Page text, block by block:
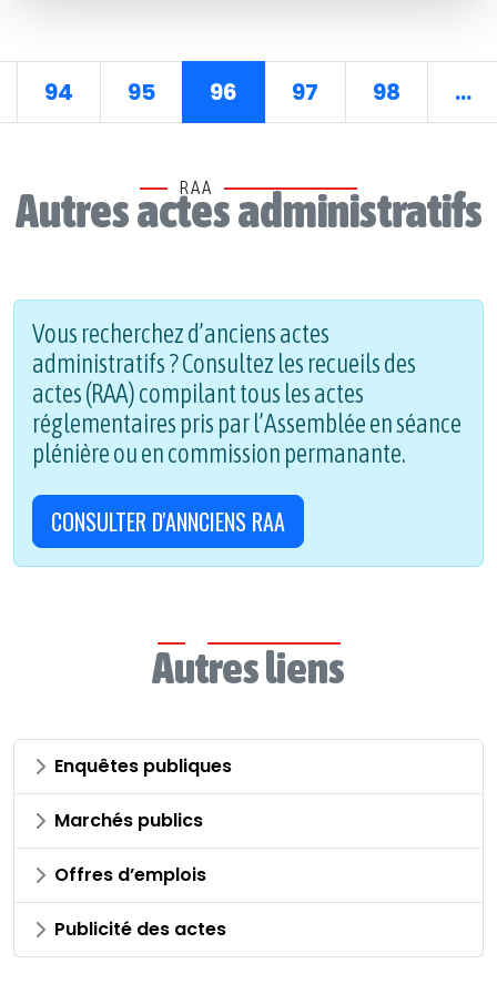
94 95 96 97 98 ...
RAA
Autres actes administratifs
Vous recherchez d’anciens actes
administratifs ? Consultez les recueils des
actes (RAA) compilant tous les actes
réglementaires pris par l’Assemblée en séance
plénière ou en commission permanante.
CONSULTER D'ANNCIENS RAA
Autres liens
Enquêtes publiques
Marchés publics
Offres d’emplois
Publicité des actes